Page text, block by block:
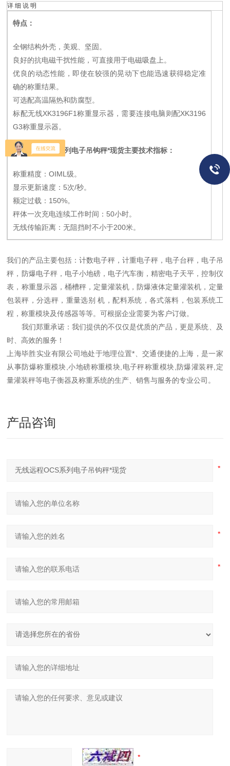
详 细 说 明
特点：
全钢结构外壳，美观、坚固。
良好的抗电磁干扰性能，可直接用于电磁吸盘上。
优良的动态性能，即使在较强的晃动下也能迅速获得稳定准
确的称重结果。
可选配高温隔热和防腐型。
标配无线XK3196F1称重显示器，需要连接电脑则配XK3196
G3称重显示器。
无线远程OCS系列电子吊钩秤*现货主要技术指标：
称重精度：OIML级。
显示更新速度：5次/秒。
额定过载：150%。
秤体一次充电连续工作时间：50小时。
无线传输距离：无阻挡时不小于200米。
我们的产品主要包括：计数电子秤，计重电子秤，电子台秤，电子吊
秤，防爆电子秤，电子小地磅，电子汽车衡，精密电子天平，控制仪
表，称重显示器，桶槽秤，定量灌装机，防爆液体定量灌装机，定量
包装秤，分选秤，重量选别 机，配料系统，各式落料，包装系统工
程，称重模块及传感器等等。可根据企业需要为客户订做。
我们郑重承诺：我们提供的不仅仅是优质的产品，更是系统、及
时、高效的服务！
上海毕胜实业有限公司地处于地理位置*、交通便捷的上海，是一家
从事防爆称重模块,小地磅称重模块,电子秤称重模块,防爆灌装秤,定
量灌装秤等电子衡器及称重系统的生产、销售与服务的专业公司。
产品咨询